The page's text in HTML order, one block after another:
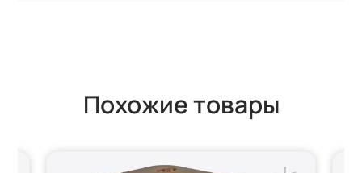
Похожие товары